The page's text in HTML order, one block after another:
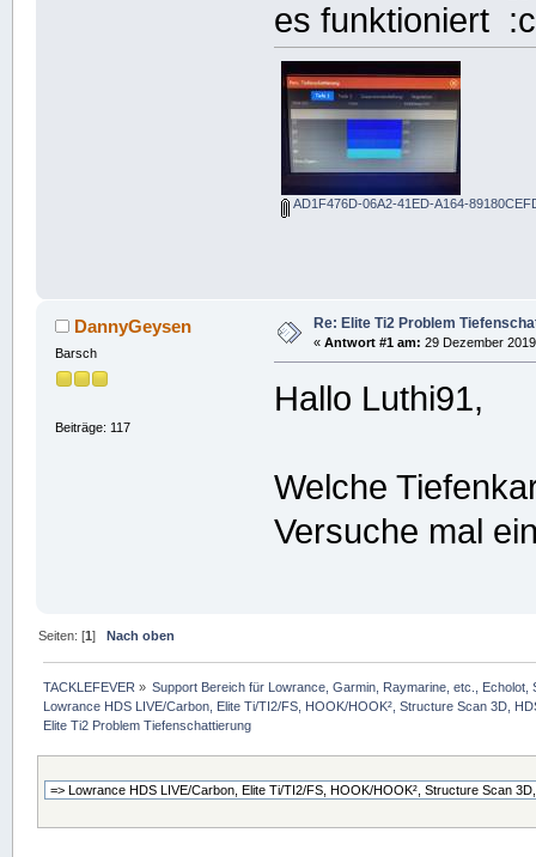
es funktioniert
AD1F476D-06A2-41ED-A164-
DannyGeysen
Barsch
Beiträge: 117
Re: Elite Ti2 Problem
« Antwort #1 am: 29 Dezember
Hallo Luthi91,
Welche
Versuche mal
Seiten: [1] Nach oben
TACKLEFEVER » Support Bereich für Lowrance, Garmin, Raymarine, etc.,
Lowrance HDS LIVE/Carbon, Elite Ti/TI2/FS, HOOK/HOOK², Structure Scan 3D,
Elite Ti2 Problem Tiefenschattierung